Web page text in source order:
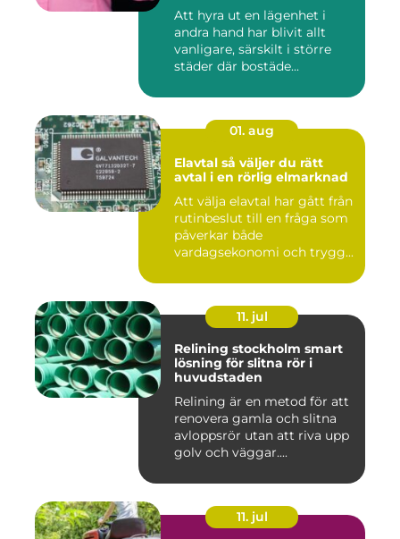
Att hyra ut en lägenhet i
andra hand har blivit allt
vanligare, särskilt i större
städer där bostäde...
01. aug
Elavtal så väljer du rätt
avtal i en rörlig elmarknad
Att välja elavtal har gått från
rutinbeslut till en fråga som
påverkar både
vardagsekonomi och trygg...
11. jul
Relining stockholm smart
lösning för slitna rör i
huvudstaden
Relining är en metod för att
renovera gamla och slitna
avloppsrör utan att riva upp
golv och väggar....
11. jul